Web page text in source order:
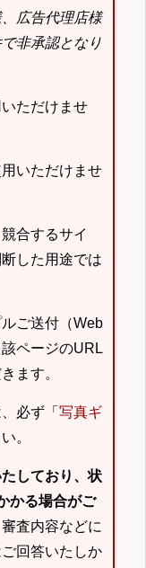
広告代理店様
非承認となり
ただけませ
いただけませ
合するサイ
した用途では
ご送付（Web
ページのURL
ます。
必ず「 写真ギ
。
しており、状
かる場合がご
査内容などに
回答いたしか